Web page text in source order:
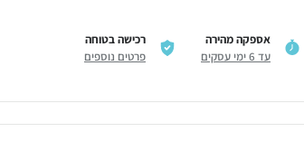
אספקה מהירה
עד 6 ימי עסקים
רכישה בטוחה
פרטים נוספים